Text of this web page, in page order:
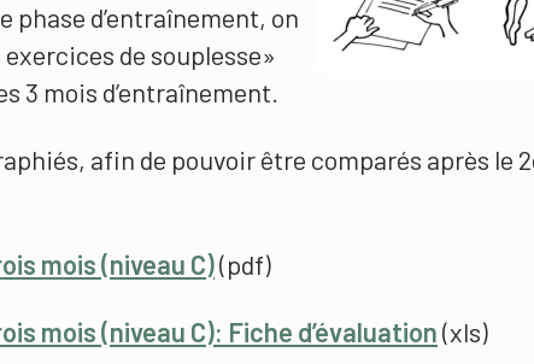
phase d’entraînement, on
de souplesse»
3 mois d’entraînement.
afin de pouvoir être comparés après le
mois (niveau C)(pdf)
mois (niveau C): Fiche d’évaluation(xls)